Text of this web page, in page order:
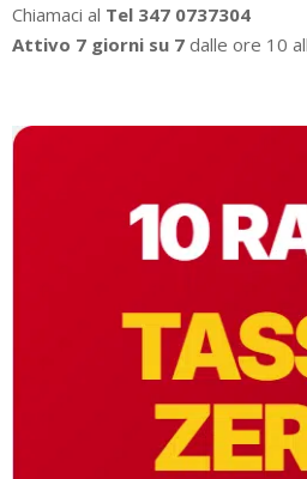
Chiamaci al Tel 347 0737304
Attivo 7 giorni su 7 dalle ore 10